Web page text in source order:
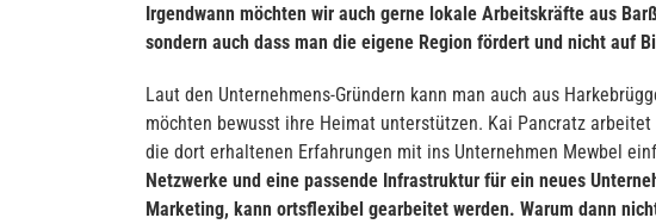
Irgendwann möchten wir auch gerne lokale Arbeitskräfte aus
sondern auch dass man die eigene Region fördert und nicht auf
Laut den Unternehmens-Gründern kann man auch aus
möchten bewusst ihre Heimat unterstützen. Kai Pancratz
die dort erhaltenen Erfahrungen mit ins Unternehmen Mewbel
Netzwerke und eine passende Infrastruktur für ein neues
Marketing, kann ortsflexibel gearbeitet werden. Warum dann